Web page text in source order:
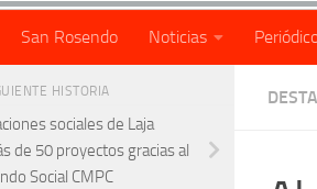
San Rosendo Noticias
HISTORIA
sociales de Laja
de 50 proyectos gracias al
Social CMPC